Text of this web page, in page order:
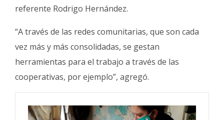
referente Rodrigo Hernández.
“A través de las redes comunitarias, que son cada
vez más y más consolidadas, se gestan
herramientas para el trabajo a través de las
cooperativas, por ejemplo”, agregó.